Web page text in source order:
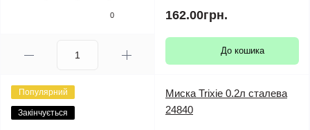
0 162.00грн.
До кошика
Популярний
Закінчується
Миска Trixie 0.2л сталева
24840